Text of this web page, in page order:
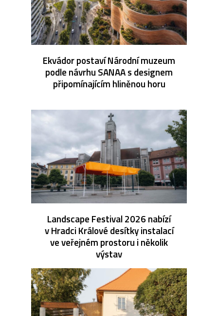
Ekvádor postaví Národní muzeum
podle návrhu SANAA s designem
připomínajícím hliněnou horu
Landscape Festival 2026 nabízí
v Hradci Králové desítky instalací
ve veřejném prostoru i několik
výstav